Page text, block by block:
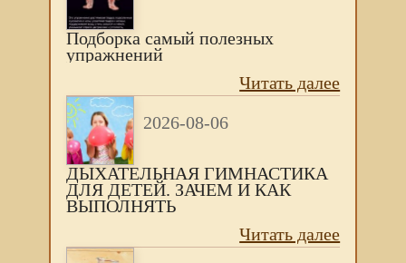
Подборка самый полезных
упражнений
Читать далее
2026-08-06
ДЫХАТЕЛЬНАЯ ГИМНАСТИКА
ДЛЯ ДЕТЕЙ. ЗАЧЕМ И КАК
ВЫПОЛНЯТЬ
Читать далее